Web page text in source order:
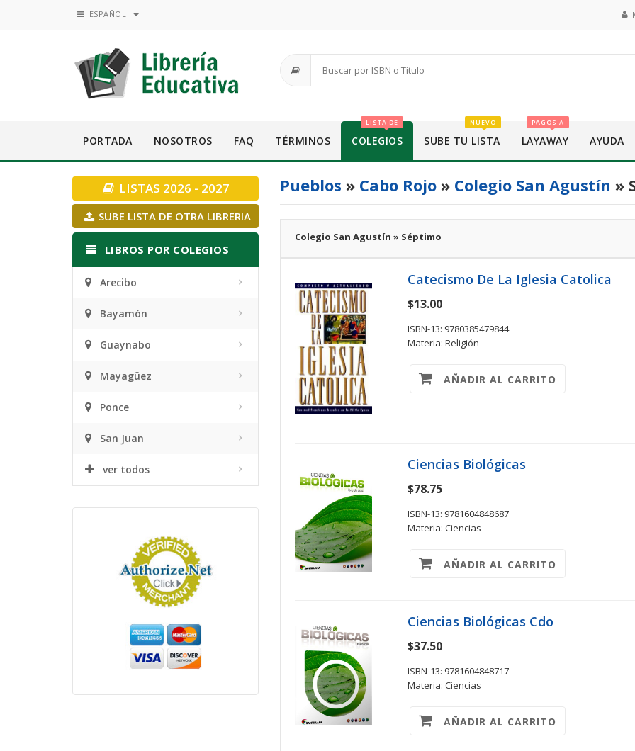
ESPAÑOL
PORTADA NOSOTROS FAQ TÉRMINOS COLEGIOS
LISTA DE
SUBE TU LISTA
NUEVO
LAYAWAY
PAGOS A
AYUDA
LISTAS 2026 - 2027
SUBE LISTA DE OTRA LIBRERIA
LIBROS POR COLEGIOS
Arecibo
Bayamón
Guaynabo
Mayagüez
Ponce
San Juan
ver todos
Pueblos » Cabo Rojo» Colegio San Agustín »
Colegio San Agustín » Séptimo
Catecismo De La Iglesia Catolica
$13.00
ISBN-13: 9780385479844
Materia: Religión
AÑADIR AL CARRITO
Ciencias Biológicas
$78.75
ISBN-13: 9781604848687
Materia: Ciencias
AÑADIR AL CARRITO
Ciencias Biológicas Cdo
$37.50
ISBN-13: 9781604848717
Materia: Ciencias
AÑADIR AL CARRITO